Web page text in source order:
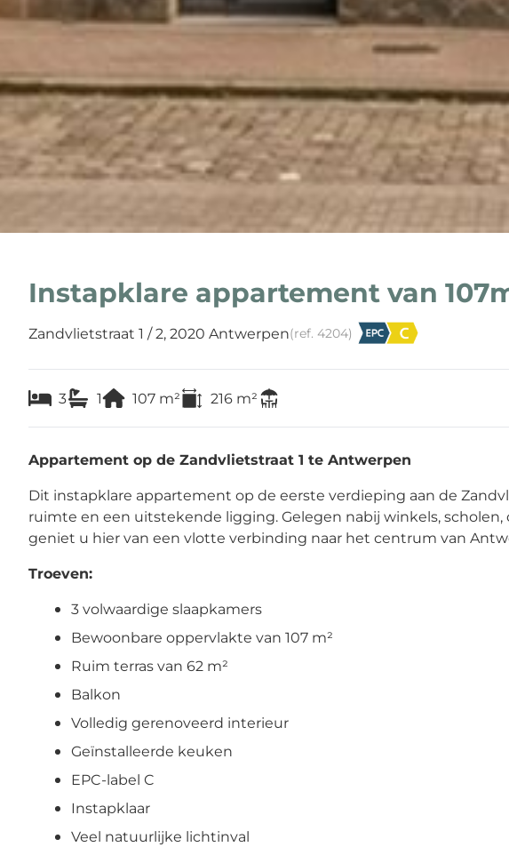
Instapklare appartement van
Zandvlietstraat 1 / 2, 2020 Antwerpen(ref. 4204)
3 1 107 m² 216 m²
Appartement op de Zandvlietstraat 1 te Antwerpen
Dit instapklare appartement op de eerste verdieping aan de
ruimte en een uitstekende ligging. Gelegen nabij winkels,
geniet u hier van een vlotte verbinding naar het centrum van
Troeven:
3 volwaardige slaapkamers
Bewoonbare oppervlakte van 107 m²
Ruim terras van 62 m²
Balkon
Volledig gerenoveerd interieur
Geïnstalleerde keuken
EPC-label C
Instapklaar
Veel natuurlijke lichtinval